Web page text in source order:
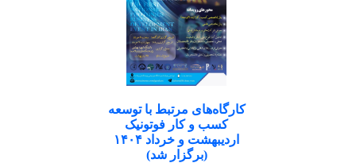
کارگاه‌های مرتبط با توسعه
کسب و کار فوتونیک
اردیبهشت و خرداد ۱۴۰۴
(برگزار شد)